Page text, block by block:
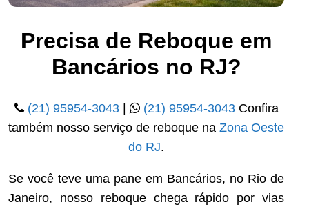
Precisa de Reboque em
Bancários no RJ?
(21) 95954-3043| (21) 95954-3043Confira
também nosso serviço de reboque na Zona Oeste
do RJ.
Se você teve uma pane em Bancários, no Rio de
Janeiro, nosso reboque chega rápido por vias